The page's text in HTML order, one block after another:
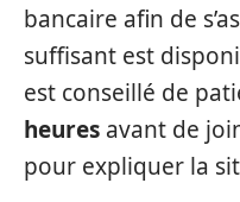
bancaire afin de
suffisant est
est conseillé de
heures avant de
pour expliquer la